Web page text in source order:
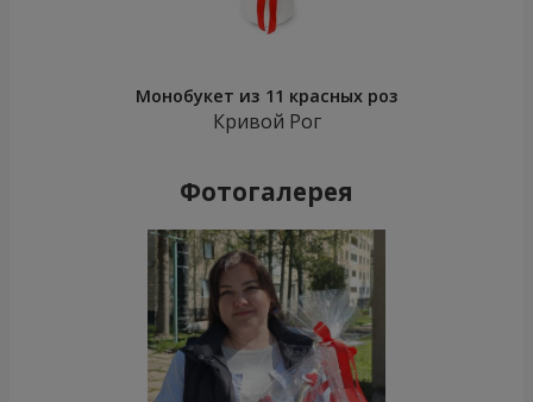
Монобукет из 11 красных роз
Кривой Рог
Фотогалерея